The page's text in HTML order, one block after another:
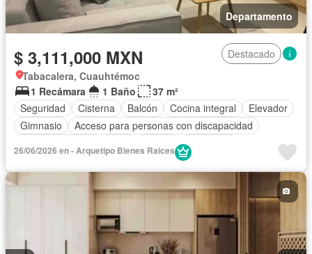
Departamento
$ 3,111,000 MXN
Destacado
Tabacalera, Cuauhtémoc
1 Recámara
1 Baño
37 m²
Seguridad
Cisterna Balcón Cocina integral
Elevador
Gimnasio
Acceso para personas con discapacidad
Despacho
Vista panorámica
Recámara con closet
Caseta de vigilancia
Permite mascotas
26/06/2026 en - Arquetipo Bienes Raices